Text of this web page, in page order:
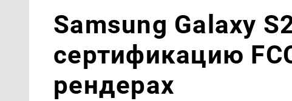
Samsung Galaxy
сертификацию
рендерах